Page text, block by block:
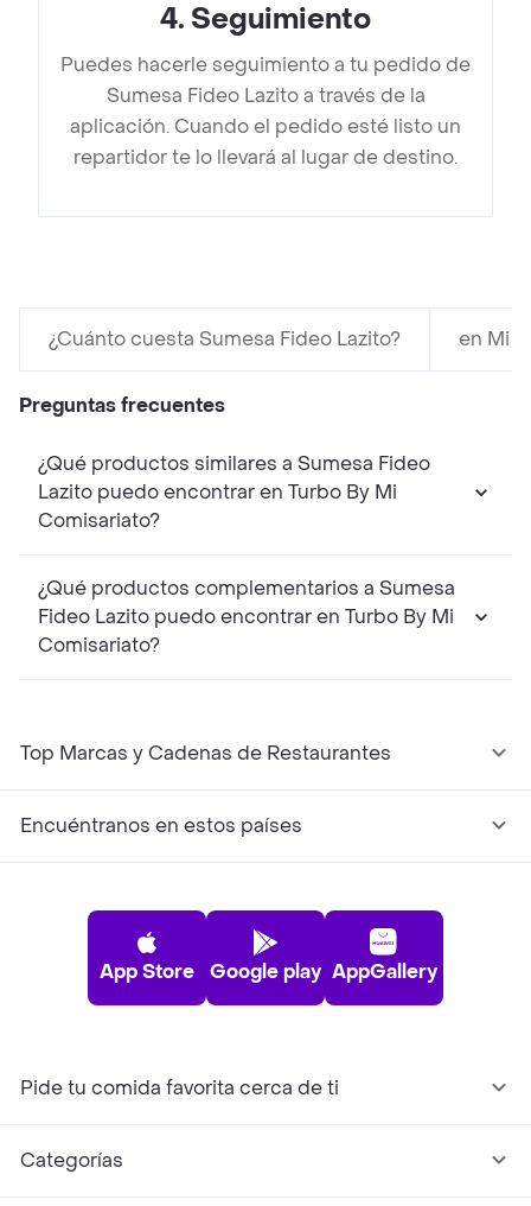
4. Seguimiento
Puedes hacerle seguimiento a tu pedido de
Sumesa Fideo Lazito a través de la
aplicación. Cuando el pedido esté listo un
repartidor te lo llevará al lugar de destino.
¿Cuánto cuesta Sumesa Fideo Lazito? en Mi
Preguntas frecuentes
¿Qué productos similares a Sumesa Fideo
Lazito puedo encontrar en Turbo By Mi
Comisariato?
¿Qué productos complementarios a Sumesa
Fideo Lazito puedo encontrar en Turbo By Mi
Comisariato?
Top Marcas y Cadenas de Restaurantes
Encuéntranos en estos países
App Store Google play AppGallery
Pide tu comida favorita cerca de ti
Categorías